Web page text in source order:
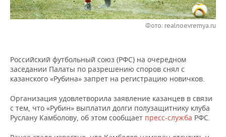
НЕФТЕХИМИЯ
ЭНЕРГЕТИКА
РОЗНИЧНАЯ ТОРГОВЛЯ
УСЛУГИ
НОВОСТИ ТЕХНОЛОГИЙ
МЕДИА
МЕРОПРИЯТИЯ
ВЫЕЗДНАЯ РЕДАКЦИЯ
ONLINE-КОНФЕРЕНЦИИ
ОТКРЫТАЯ ЛЕКЦИЯ
НОВОСТИ СПОРТА
ХОККЕЙ
БАСКЕТБОЛ
ОБЩЕСТВО
ВЛАСТЬ
ИНФРАСТРУКТУРА
СЮЖЕТЫ
Фото: realnoevremya.ru
Российский футбольный союз (РФС) на очередном
заседании Палаты по разрешению споров снял с
казанского «Рубина» запрет на регистрацию новичков.
Организация удовлетворила заявление казанцев в связи
с тем, что «Рубин» выплатил долги полузащитнику клуба
Руслану Камболову, об этом сообщает пресс-служба РФС.